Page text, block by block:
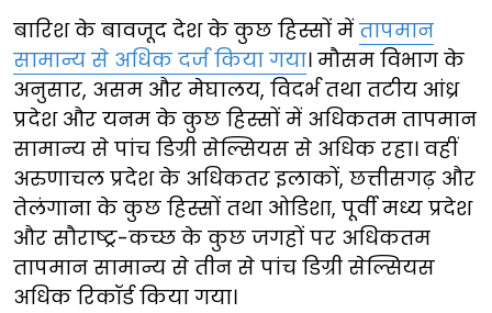
बारिश के बावजूद देश के कुछ हिस्सों में तापमान
सामान्य से अधिक दर्ज किया गया। मौसम विभाग के
अनुसार, असम और मेघालय, विदर्भ तथा तटीय आंध्र
प्रदेश और यनम के कुछ हिस्सों में अधिकतम तापमान
सामान्य से पांच डिग्री सेल्सियस से अधिक रहा। वहीं
अरुणाचल प्रदेश के अधिकतर इलाकों, छत्तीसगढ़ और
तेलंगाना के कुछ हिस्सों तथा ओडिशा, पूर्वी मध्य प्रदेश
और सौराष्ट्र-कच्छ के कुछ जगहों पर अधिकतम
तापमान सामान्य से तीन से पांच डिग्री सेल्सियस
अधिक रिकॉर्ड किया गया।